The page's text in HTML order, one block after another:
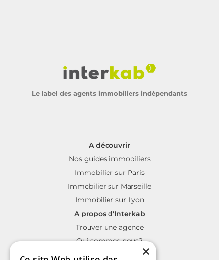
Le label des agents immobiliers indépendants
A découvrir
Nos guides immobiliers
Immobilier sur Paris
Immobilier sur Marseille
Immobilier sur Lyon
A propos d'Interkab
Trouver une agence
Qui sommes nous?
La charte Interkab
×